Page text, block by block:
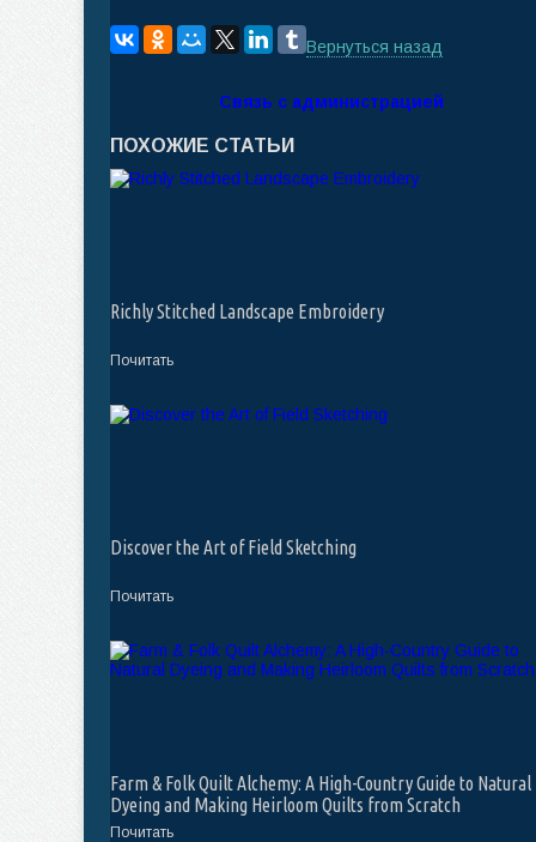
Вернуться назад
Связь с администрацией
ПОХОЖИЕ СТАТЬИ
Richly Stitched Landscape Embroidery
Почитать
Discover the Art of Field Sketching
Почитать
Farm & Folk Quilt Alchemy: A High-Country Guide to Natural
Dyeing and Making Heirloom Quilts from Scratch
Почитать